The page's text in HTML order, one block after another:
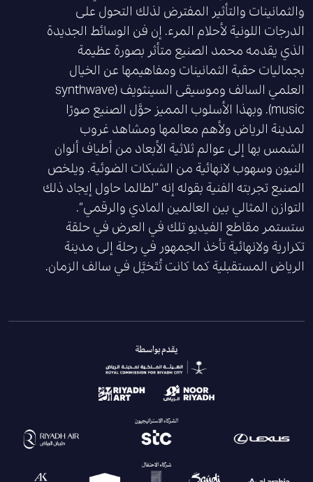
والثمانينات والتأثير المفترض لذلك التحول على
الدرجات اللونية لأحلام المرء. إن فن الوسائط الجديدة
الذي يقدمه محمد الصنيع متأثر بصورة عظيمة
بجماليات حقبة الثمانينات ومفاهيمها عن الخيال
العلمي السالف وموسيقى السينثويف (synthwave
music).
وبهذا الأسلوب المميز حوَّل الصنيع صورًا
لمدينة الرياض ولأهم معالمها ومشاهد غروب
الشمس بها إلى عوالم ثلاثية الأبعاد من أطياف ألوان
النيون وسهوب لانهائية من الشبكات الضوئية. ويلخص
الصنيع تجربته الفنية بقوله إنه “لطالما حاول إيجاد ذلك
التوازن المثالي بين العالمين المادي والرقمي“.
ستستمر مقاطع الفيديو تلك في العرض في حلقة
تكرارية ولانهائية تأخذ الجمهور في رحلة إلى مدينة
الرياض المستقبلية كما كانت تُتَخيَّل في سالف الزمان.